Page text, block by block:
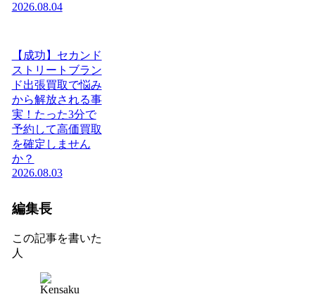
2026.08.04
【成功】セカンド
ストリートブラン
ド出張買取で悩み
から解放される事
実！たった3分で
予約して高価買取
を確定しません
か？
2026.08.03
編集長
この記事を書いた
人